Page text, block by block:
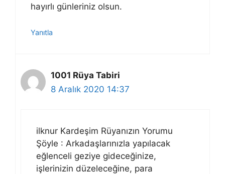
hayırlı günleriniz olsun.
Yanıtla
1001 Rüya Tabiri
8 Aralık 2020 14:37
ilknur Kardeşim Rüyanızın Yorumu
Şöyle : Arkadaşlarınızla yapılacak
eğlenceli geziye gideceğinize,
işlerinizin düzeleceğine, para